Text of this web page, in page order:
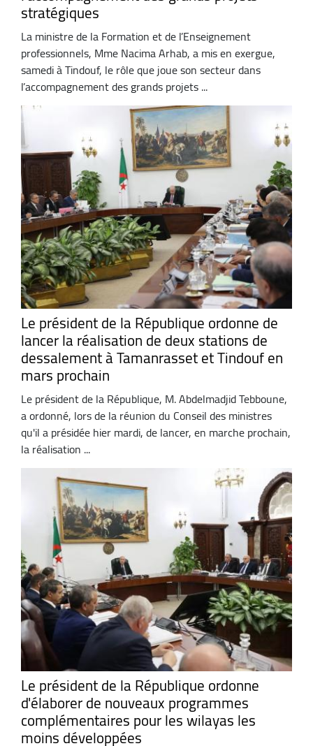
stratégiques
La ministre de la Formation et de l’Enseignement
professionnels, Mme Nacima Arhab, a mis en exergue,
samedi à Tindouf, le rôle que joue son secteur dans
l’accompagnement des grands projets ...
Le président de la République ordonne de
lancer la réalisation de deux stations de
dessalement à Tamanrasset et Tindouf en
mars prochain
Le président de la République, M. Abdelmadjid Tebboune,
a ordonné, lors de la réunion du Conseil des ministres
qu'il a présidée hier mardi, de lancer, en marche prochain,
la réalisation ...
Le président de la République ordonne
d'élaborer de nouveaux programmes
complémentaires pour les wilayas les
moins développées